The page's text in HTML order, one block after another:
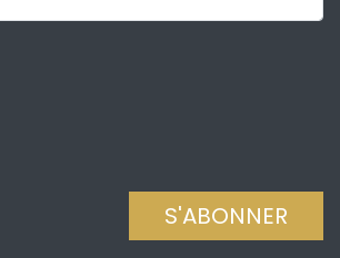
S'ABONNER